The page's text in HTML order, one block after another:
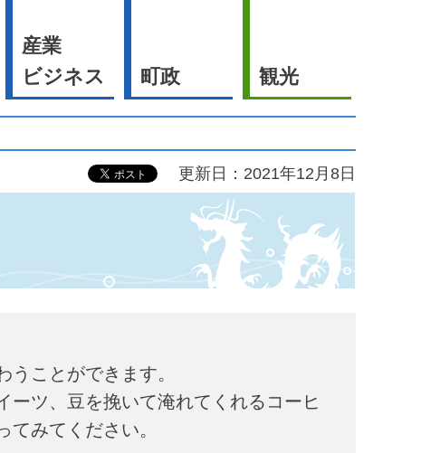
産業
ビジネス
町政 観光
更新日：2021年12月8日
ことができます。
ーツ、豆を挽いて淹れてくれるコーヒ
みてください。